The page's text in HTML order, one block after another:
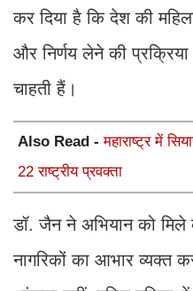
कर दिया है कि देश की
और निर्णय लेने की
चाहती हैं।
Also Read -महाराष्ट्र में
22 राष्ट्रीय प्रवक्ता
डॉ. जैन ने अभियान को मिले
नागरिकों का आभार व्यक्त